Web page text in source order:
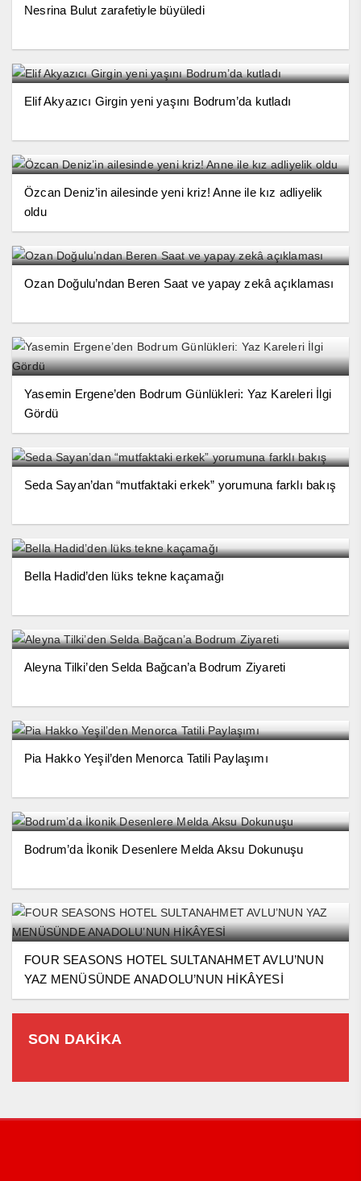
Nesrina Bulut zarafetiyle büyüledi
Elif Akyazıcı Girgin yeni yaşını Bodrum’da kutladı
Özcan Deniz’in ailesinde yeni kriz! Anne ile kız adliyelik
oldu
Ozan Doğulu’ndan Beren Saat ve yapay zekâ açıklaması
Yasemin Ergene’den Bodrum Günlükleri: Yaz Kareleri İlgi
Gördü
Seda Sayan’dan “mutfaktaki erkek” yorumuna farklı bakış
Bella Hadid’den lüks tekne kaçamağı
Aleyna Tilki’den Selda Bağcan’a Bodrum Ziyareti
Pia Hakko Yeşil’den Menorca Tatili Paylaşımı
Bodrum’da İkonik Desenlere Melda Aksu Dokunuşu
FOUR SEASONS HOTEL SULTANAHMET AVLU’NUN
YAZ MENÜSÜNDE ANADOLU’NUN HİKÂYESİ
SON DAKİKA